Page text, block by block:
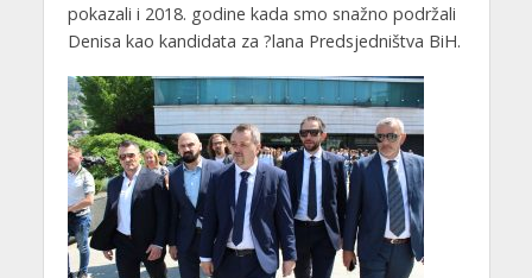
pokazali i 2018. godine kada smo snažno podržali
Denisa kao kandidata za ?lana Predsjedništva BiH.